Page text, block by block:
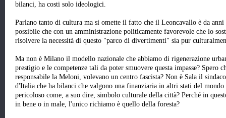
bilanci, ha costi solo ideologici.
Parlano tanto di cultura ma si omette il fatto che il Leoncavallo è da anni
possibile che con un amministrazione politicamente favorevole che lo
risolvere la necessità di questo "parco di divertimenti" sia pur
Ma non è Milano il modello nazionale che abbiamo di rigenerazione
prestigio e le competenze tali da poter smuovere questa impasse? Spero
responsabile la Meloni, volevano un centro fascista? Non è Sala il
d'Italia che ha bilanci che valgono una finanziaria in altri stati del mondo
pericoloso come, a suo dire, simbolo culturale della città? Perché in
in bene o in male, l'unico richiamo è quello della foresta?